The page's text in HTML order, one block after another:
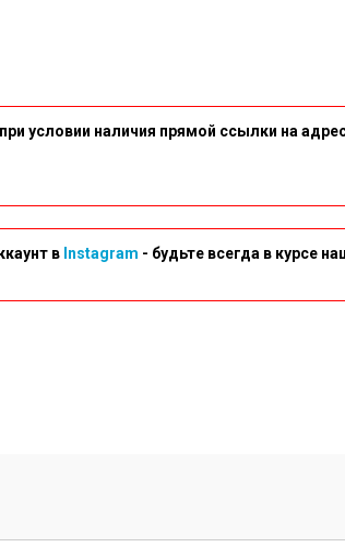
условии наличия прямой ссылки на
в Instagram - будьте всегда в курсе